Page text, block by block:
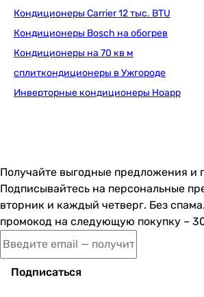
3.61
-
-
-
-
SCOP
-
Кондиционеры Carrier 12 тыс. BTU
Кондиционеры Bosch на обогрев
Кондиционеры на 70 кв м
сплиткондиционеры в Ужгороде
Инверторные кондиционеры Hoapp
Получайте выгодные предложения и
Подписывайтесь на персональные
вторник и каждый четверг. Без
промокод на следующую покупку –
Подписаться